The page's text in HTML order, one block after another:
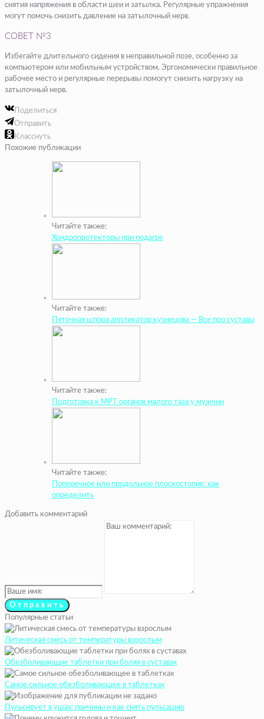
снятия напряжения в области шеи и затылка. Регулярные упражнения
могут помочь снизить давление на затылочный нерв.
СОВЕТ №3
Избегайте длительного сидения в неправильной позе, особенно за
компьютером или мобильным устройством. Эргономически правильное
рабочее место и регулярные перерывы помогут снизить нагрузку на
затылочный нерв.
Поделиться
Отправить
Класснуть
Похожие публикации
Читайте также:
Хондропротекторы при подагре
Читайте также:
Пяточная шпора аппликатор кузнецова — Все про суставы
Читайте также:
Подготовка к МРТ органов малого таза у мужчин
Читайте также:
Поперечное или продольное плоскостопие: как
определить
Добавить комментарий
Популярные статьи
Литическая смесь от температуры взрослым
Обезболивающие таблетки при болях в суставах
Самое сильное обезболивающее в таблетках
Пульсирует в ушах: причины и как снять пульсацию